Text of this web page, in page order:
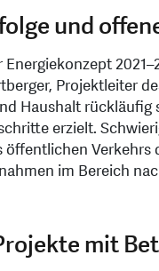
und
Energiekonzept
Projektleiter
Haushalt rückläufig
erzielt.
öffentlichen Verkehrs
im Bereich
mit